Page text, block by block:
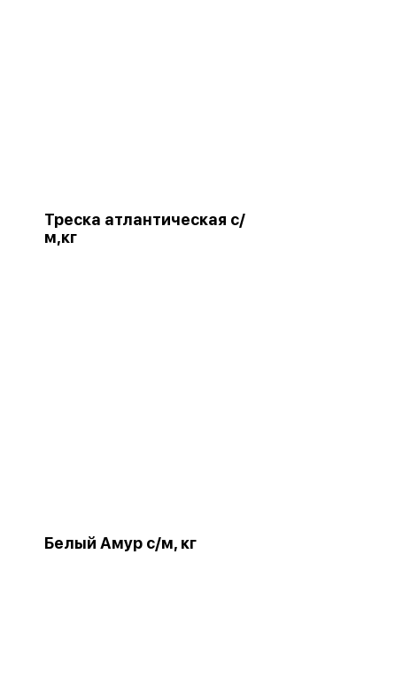
Треска атлантическая с/
м,кг
Белый Амур с/м, кг